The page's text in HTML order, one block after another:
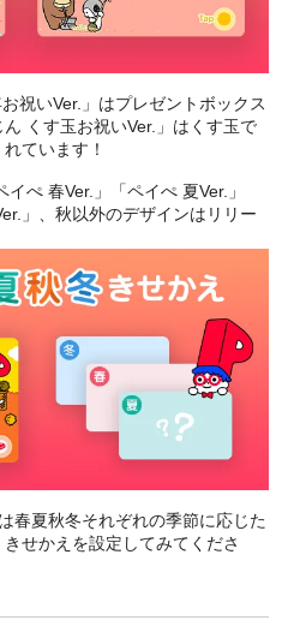
祝いVer.」はプレゼントボックス
くす玉お祝いVer.」はくす玉で
ています！
ぺ 春Ver.」「ペイぺ 夏Ver.」
」、秋以外のデザインはリリー
春夏秋冬それぞれの季節に応じた
せかえを設定してみてくださ